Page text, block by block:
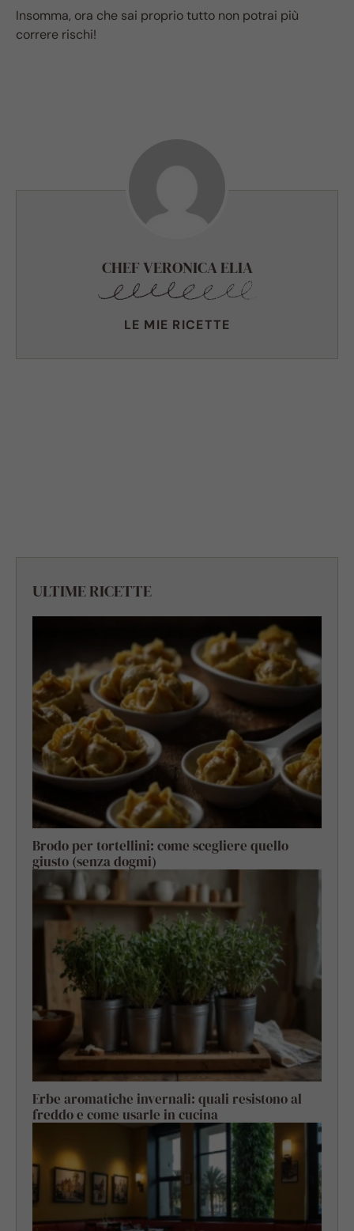
Insomma, ora che sai proprio tutto non potrai più
correre rischi!
CHEF VERONICA ELIA
LE MIE RICETTE
ULTIME RICETTE
Brodo per tortellini: come scegliere quello
giusto (senza dogmi)
Erbe aromatiche invernali: quali resistono al
freddo e come usarle in cucina